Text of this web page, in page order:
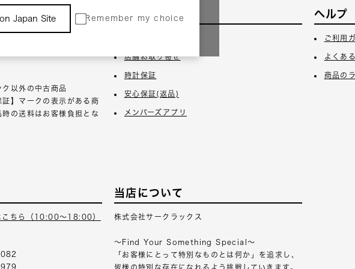
Japan Site Remember my choice
以外の中古商品
】マークの表示がある商
の送料はお客様負担とな
サービス
店舗お取り寄せ
時計保証
安心保証(返品)
メンバーズアプリ
ヘルプ
ご利用
よくあ
商品の
こちら（10:00～18:00）
当店について
株式会社サークラックス
～Find Your Something Special～
「お客様にとって特別なものとは何か」を追求し、
皆様の特別な存在になれるよう挑戦していきます。